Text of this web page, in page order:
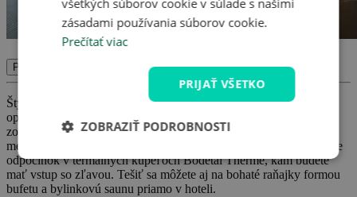
Potvrdiť
Štýlový Mythenresort Heimdall **** vás víta v srdci ságami
opradeného regiónu údolia Bode. Fafnir, Fewur, Gjallarhorn –
zoznámte sa počas svojej dovolenky s týmito mytologickými
menami, užite si výhľad z plošiny Hexentanzplatz alebo si doprajte
odpočinok v termálnych kúpeľoch Bodetal Therme, kam budete
mať vstup so zľavou. Tešiť sa môžete aj na bohaté raňajky formou
bufetu a bylinkovú saunu priamo v hoteli.
všetkých súborov cookie v súlade s našimi
zásadami používania súborov cookie.
Prečítať viac
PRIJAŤ VŠETKO
ZOBRAZIŤ PODROBNOSTI